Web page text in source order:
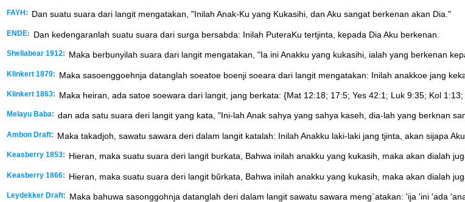
FAYH: Dan suatu suara dari langit mengatakan, "Inilah Anak-Ku yang Kukasihi, dan Aku sangat berkenan akan Dia."
ENDE: Dan kedengaranlah suatu suara dari surga bersabda: Inilah PuteraKu tertjinta, kepada Dia Aku berkenan.
Shellabear 1912: Maka berbunyilah suara dari langit mengatakan, "Ia ini Anakku yang kukasihi, ialah yang berkenan
Klinkert 1879: Maka sasoenggoehnja datanglah soeatoe boenji soeara dari langit mengatakan: Inilah anakkoe jang
Klinkert 1863: Maka heiran, ada satoe soewara dari langit, jang berkata: {Mat 12:18; 17:5; Yes 42:1; Luk 9:35; Kol
Melayu Baba: dan ada satu suara deri langit yang kata, "Ini-lah Anak sahya yang sahya kaseh, dia-lah yang berknan
Ambon Draft: Maka takadjoh, sawatu sawara deri dalam langit katalah: Inilah Anakku laki-laki jang tjinta, akan sijapa Aku
Keasberry 1853: Hieran, maka suatu suara deri langit burkata, Bahwa inilah anakku yang kukasih, maka akan dialah
Keasberry 1866: Hieran, maka suatu suara deri langit bŭrkata, Bahwa inilah anakku yang kukasih, maka akan dialah
Leydekker Draft: Maka bahuwa sasonggohnja datanglah deri dalam langit sawatu sawara meng`atakan: 'ija 'ini 'ada